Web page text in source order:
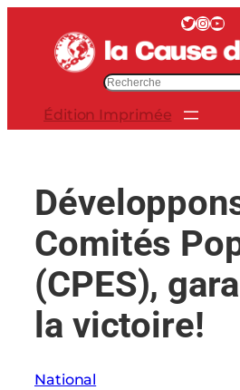
contenu
Twitter InstagramYouTube
e
Édition Imprimée
Comités
(CPES),
la victoire!
National